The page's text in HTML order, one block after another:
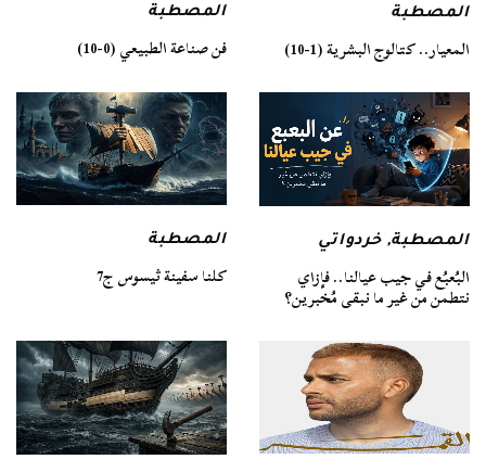
المصطبة
المعيار.. كتالوج البشرية (1-10)
المصطبة
فن صناعة الطبيعي (0-10)
المصطبة,خردواتي
البُعبُع في جيب عيالنا.. فإزاي
نتطمن من غير ما نبقى مُخبرين؟
المصطبة
كلنا سفينة ثيسوس ج7